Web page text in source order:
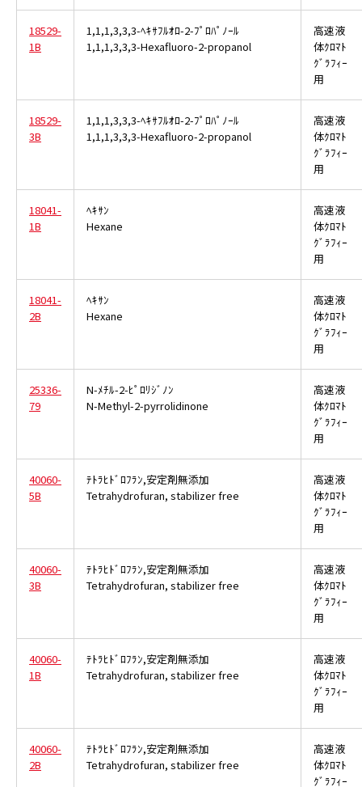
18529-
1B
1,1,1,3,3,3-ﾍｷｻﾌﾙｵﾛ-2-ﾌﾟﾛﾊﾟﾉｰﾙ
1,1,1,3,3,3-Hexafluoro-2-propanol
高速液
体ｸﾛﾏﾄ
ｸﾞﾗﾌｨｰ
用
18529-
3B
1,1,1,3,3,3-ﾍｷｻﾌﾙｵﾛ-2-ﾌﾟﾛﾊﾟﾉｰﾙ
1,1,1,3,3,3-Hexafluoro-2-propanol
高速液
体ｸﾛﾏﾄ
ｸﾞﾗﾌｨｰ
用
18041-
1B
ﾍｷｻﾝ
Hexane
高速液
体ｸﾛﾏﾄ
ｸﾞﾗﾌｨｰ
用
18041-
2B
ﾍｷｻﾝ
Hexane
高速液
体ｸﾛﾏﾄ
ｸﾞﾗﾌｨｰ
用
25336-
79
N-ﾒﾁﾙ-2-ﾋﾟﾛﾘｼﾞﾉﾝ
N-Methyl-2-pyrrolidinone
高速液
体ｸﾛﾏﾄ
ｸﾞﾗﾌｨｰ
用
40060-
5B
ﾃﾄﾗﾋﾄﾞﾛﾌﾗﾝ,安定剤無添加
Tetrahydrofuran, stabilizer free
高速液
体ｸﾛﾏﾄ
ｸﾞﾗﾌｨｰ
用
40060-
3B
ﾃﾄﾗﾋﾄﾞﾛﾌﾗﾝ,安定剤無添加
Tetrahydrofuran, stabilizer free
高速液
体ｸﾛﾏﾄ
ｸﾞﾗﾌｨｰ
用
40060-
1B
ﾃﾄﾗﾋﾄﾞﾛﾌﾗﾝ,安定剤無添加
Tetrahydrofuran, stabilizer free
高速液
体ｸﾛﾏﾄ
ｸﾞﾗﾌｨｰ
用
40060-
2B
ﾃﾄﾗﾋﾄﾞﾛﾌﾗﾝ,安定剤無添加
Tetrahydrofuran, stabilizer free
高速液
体ｸﾛﾏﾄ
ｸﾞﾗﾌｨｰ